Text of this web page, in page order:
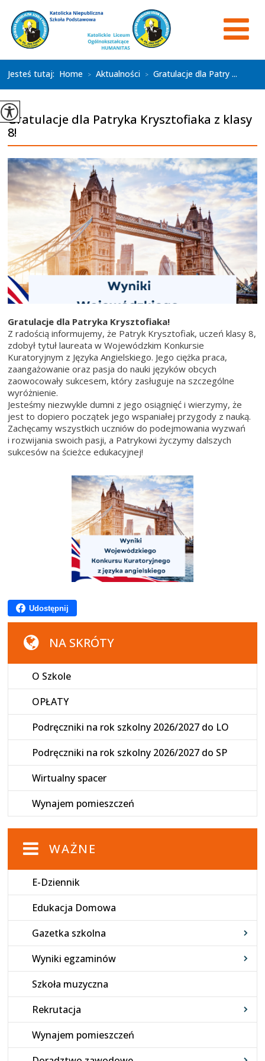
Jesteś tutaj: Home > Aktualności > Gratulacje dla Patry ...
Gratulacje dla Patryka Krysztofiaka z klasy
8!
Gratulacje dla Patryka Krysztofiaka!
Z radością informujemy, że Patryk Krysztofiak, uczeń klasy 8,
zdobył tytuł laureata w Wojewódzkim Konkursie
Kuratoryjnym z Języka Angielskiego. Jego ciężka praca,
zaangażowanie oraz pasja do nauki języków obcych
zaowocowały sukcesem, który zasługuje na szczególne
wyróżnienie.
Jesteśmy niezwykle dumni z jego osiągnięć i wierzymy, że
jest to dopiero początek jego wspaniałej przygody z nauką.
Zachęcamy wszystkich uczniów do podejmowania wyzwań
i rozwijania swoich pasji, a Patrykowi życzymy dalszych
sukcesów na ścieżce edukacyjnej!
Udostępnij
NA SKRÓTY
O Szkole
OPŁATY
Podręczniki na rok szkolny 2026/2027 do LO
Podręczniki na rok szkolny 2026/2027 do SP
Wirtualny spacer
Wynajem pomieszczeń
WAŻNE
E-Dziennik
Edukacja Domowa
Gazetka szkolna
Wyniki egzaminów
Szkoła muzyczna
Rekrutacja
Wynajem pomieszczeń